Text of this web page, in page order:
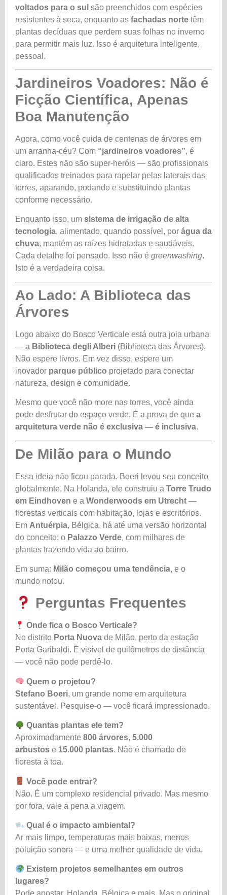
voltados para o sul são preenchidos com espécies
resistentes à seca, enquanto as fachadas norte têm
plantas decíduas que perdem suas folhas no inverno
para permitir mais luz. Isso é arquitetura inteligente,
pessoal.
Jardineiros Voadores: Não é
Ficção Científica, Apenas
Boa Manutenção
Agora, como você cuida de centenas de árvores em
um arranha-céu? Com “jardineiros voadores”, é
claro. Estes não são super-heróis — são profissionais
qualificados treinados para rapelar pelas laterais das
torres, aparando, podando e substituindo plantas
conforme necessário.
Enquanto isso, um sistema de irrigação de alta
tecnologia, alimentado, quando possível, por água da
chuva, mantém as raízes hidratadas e saudáveis.
Cada detalhe foi pensado. Isso não é greenwashing.
Isto é a verdadeira coisa.
Ao Lado: A Biblioteca das
Árvores
Logo abaixo do Bosco Verticale está outra joia urbana
— a Biblioteca degli Alberi (Biblioteca das Árvores).
Não espere livros. Em vez disso, espere um
inovador parque público projetado para conectar
natureza, design e comunidade.
Mesmo que você não more nas torres, você ainda
pode desfrutar do espaço verde. É a prova de que a
arquitetura verde não é exclusiva — é inclusiva.
De Milão para o Mundo
Essa ideia não ficou parada. Boeri levou seu conceito
globalmente. Na Holanda, ele construiu a Torre Trudo
em Eindhoven e a Wonderwoods em Utrecht —
florestas verticais com habitação, lojas e escritórios.
Em Antuérpia, Bélgica, há até uma versão horizontal
do conceito: o Palazzo Verde, com milhares de
plantas trazendo vida ao bairro.
Em suma: Milão começou uma tendência, e o
mundo notou.
Perguntas Frequentes
Onde fica o Bosco Verticale?
No distrito Porta Nuova de Milão, perto da estação
Porta Garibaldi. É visível de quilômetros de distância
— você não pode perdê-lo.
Quem o projetou?
Stefano Boeri, um grande nome em arquitetura
sustentável. Pesquise-o — você ficará impressionado.
Quantas plantas ele tem?
Aproximadamente 800 árvores, 5.000
arbustos e 15.000 plantas. Não é chamado de
floresta à toa.
Você pode entrar?
Não. É um complexo residencial privado. Mas mesmo
por fora, vale a pena a viagem.
Qual é o impacto ambiental?
Ar mais limpo, temperaturas mais baixas, menos
poluição sonora — e uma melhor qualidade de vida.
Existem projetos semelhantes em outros
lugares?